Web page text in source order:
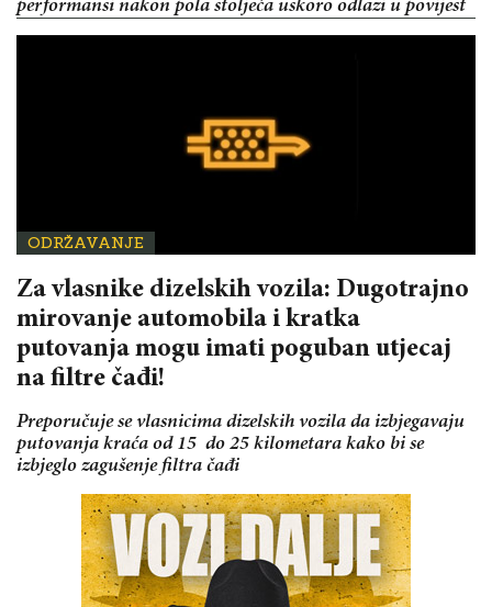
performansi nakon pola stoljeća uskoro odlazi u povijest
ODRŽAVANJE
Za vlasnike dizelskih vozila: Dugotrajno
mirovanje automobila i kratka
putovanja mogu imati poguban utjecaj
na filtre čađi!
Preporučuje se vlasnicima dizelskih vozila da izbjegavaju
putovanja kraća od 15 do 25 kilometara kako bi se
izbjeglo zagušenje filtra čađi